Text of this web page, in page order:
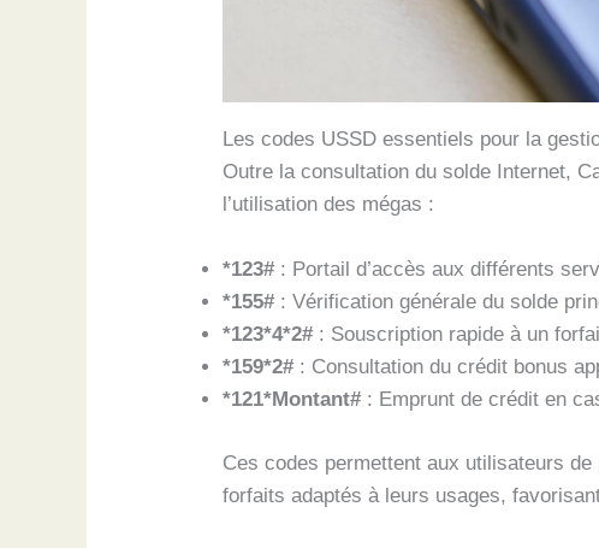
Les codes USSD essentiels pour la
Outre la consultation du solde Internet,
l’utilisation des mégas :
*123#: Portail d’accès aux différents
*155#: Vérification générale du solde
*123*4*2#: Souscription rapide à un
*159*2#: Consultation du crédit bonus
*121*Montant#: Emprunt de crédit en
Ces codes permettent aux utilisateurs
forfaits adaptés à leurs usages,